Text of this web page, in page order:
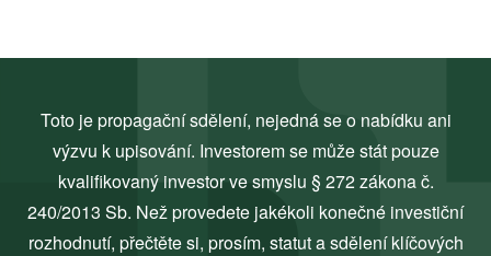
Toto je propagační sdělení, nejedná se o nabídku ani
výzvu k upisování. Investorem se může stát pouze
kvalifikovaný investor ve smyslu § 272 zákona č.
240/2013 Sb. Než provedete jakékoli konečné investiční
rozhodnutí, přečtěte si, prosím, statut a sdělení klíčových